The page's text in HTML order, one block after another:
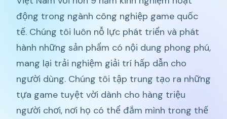
động trong ngành công nghiệp game quốc
tế. Chúng tôi luôn nỗ lực phát triển và phát
hành những sản phẩm có nội dung phong phú,
mang lại trải nghiệm giải trí hấp dẫn cho
người dùng. Chúng tôi tập trung tạo ra những
tựa game tuyệt vời dành cho hàng triệu
người chơi, nơi họ có thể đắm mình trong thế